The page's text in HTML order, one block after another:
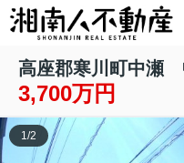
高座郡寒川町中瀬
3,700万円
1/2